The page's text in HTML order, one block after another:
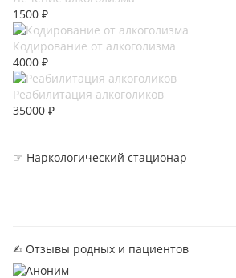
1500 ₽
Кодирование от алкоголизма
4000 ₽
Реабилитация алкоголиков
35000 ₽
☞ Наркологический стационар
✍︎ Отзывы родных и пациентов